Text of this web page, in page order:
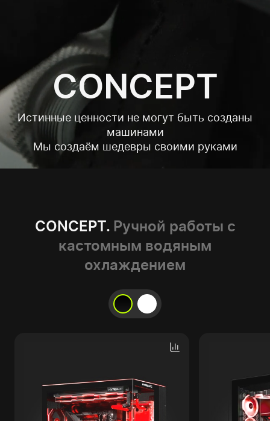
CONCEPT
Истинные ценности не могут быть созданы
машинами
Мы создаём шедевры своими руками
CONCEPT. Ручной работы с
кастомным водяным
охлаждением